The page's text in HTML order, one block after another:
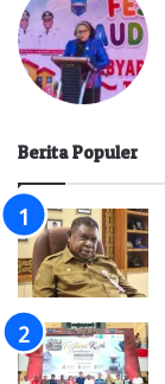
Berita Populer